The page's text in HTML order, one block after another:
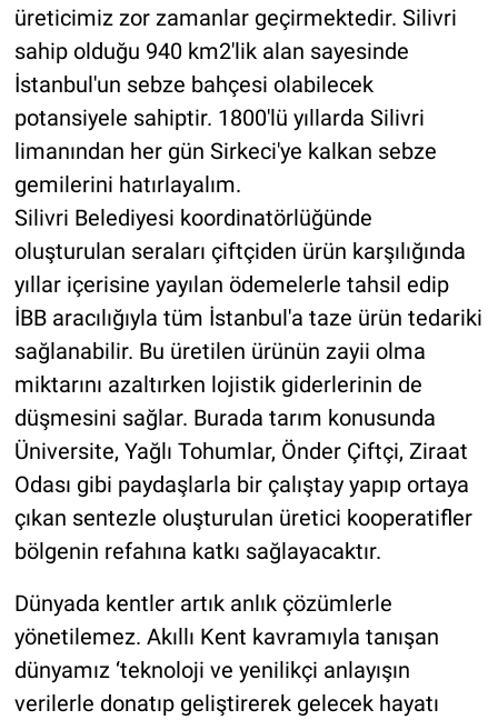
üreticimiz zor zamanlar geçirmektedir. Silivri
sahip olduğu 940 km2'lik alan sayesinde
İstanbul'un sebze bahçesi olabilecek
potansiyele sahiptir. 1800'lü yıllarda Silivri
limanından her gün Sirkeci'ye kalkan sebze
gemilerini hatırlayalım.
Silivri Belediyesi koordinatörlüğünde
oluşturulan seraları çiftçiden ürün karşılığında
yıllar içerisine yayılan ödemelerle tahsil edip
İBB aracılığıyla tüm İstanbul'a taze ürün tedariki
sağlanabilir. Bu üretilen ürünün zayii olma
miktarını azaltırken lojistik giderlerinin de
düşmesini sağlar. Burada tarım konusunda
Üniversite, Yağlı Tohumlar, Önder Çiftçi, Ziraat
Odası gibi paydaşlarla bir çalıştay yapıp ortaya
çıkan sentezle oluşturulan üretici kooperatifler
bölgenin refahına katkı sağlayacaktır.
Dünyada kentler artık anlık çözümlerle
yönetilemez. Akıllı Kent kavramıyla tanışan
dünyamız ‘teknoloji ve yenilikçi anlayışın
verilerle donatıp geliştirerek gelecek hayatı